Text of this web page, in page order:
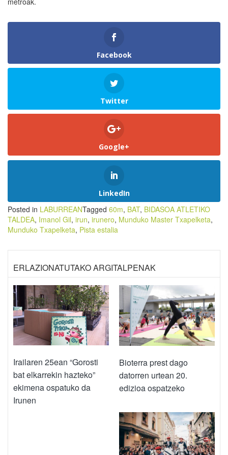
Facebook
Twitter
Google+
LinkedIn
Posted in LABURREANTagged 60m, BAT, BIDASOA ATLETIKO
TALDEA, Imanol Gil, irun, irunero, Munduko Master Txapelketa,
Munduko Txapelketa, Pista estalia
ERLAZIONATUTAKO ARGITALPENAK
Irailaren 25ean “Gorosti
bat elkarrekin hazteko”
ekimena ospatuko da
Irunen
Bioterra prest dago
datorren urtean 20.
edizioa ospatzeko